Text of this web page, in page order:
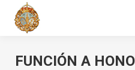
FUNCIÓN A